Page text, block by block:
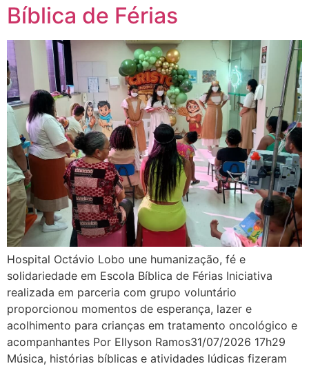
Bíblica de Férias
Hospital Octávio Lobo une humanização, fé e
solidariedade em Escola Bíblica de Férias Iniciativa
realizada em parceria com grupo voluntário
proporcionou momentos de esperança, lazer e
acolhimento para crianças em tratamento oncológico e
acompanhantes Por Ellyson Ramos31/07/2026 17h29
Música, histórias bíblicas e atividades lúdicas fizeram